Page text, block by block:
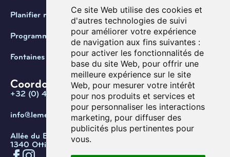
Ce site Web utilise des cookies et
d'autres technologies de suivi
pour améliorer votre expérience
de navigation aux fins suivantes :
pour activer les fonctionnalités de
base du site Web, pour offrir une
meilleure expérience sur le site
Web, pour mesurer votre intérêt
pour nos produits et services et
pour personnaliser les interactions
marketing, pour diffuser des
publicités plus pertinentes pour
vous.
Planifier ma visite
Programmation
Fontaines de Belgique
Coordonnées
+32 (0) 470 / 67.20.55
info@lemef.be
Allée du Bois des Rêves 1,
1340 Ottignies-Louvain-la-Neuve